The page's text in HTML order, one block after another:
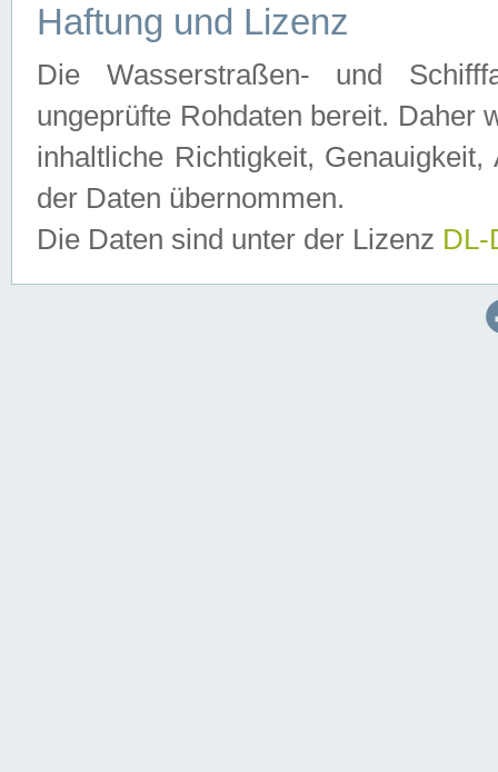
Haftung und Lizenz
Die Wasserstraßen- und
ungeprüfte Rohdaten bereit. Daher
inhaltliche Richtigkeit,
der Daten übernommen.
Die Daten sind unter der Lizenz